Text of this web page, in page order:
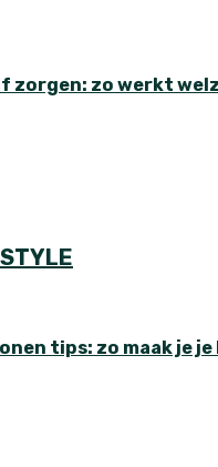
zorgen: zo werkt
tips: zo maak je je